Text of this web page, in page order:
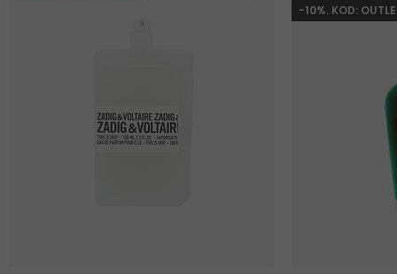
-10%. KOD: